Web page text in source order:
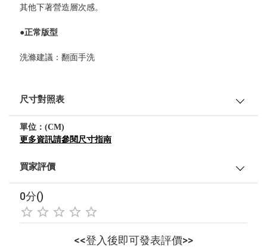
其他下著營造層次感。
●正常版型
洗滌建議：翻面手洗
尺寸對照表
單位：(CM)
更多資訊請參閱尺寸指南
買家評價
0分()
<<登入後即可發表評價>>